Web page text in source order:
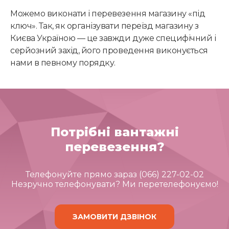
Можемо виконати і перевезення магазину «під
ключ». Так, як організувати переїзд магазину з
Києва Україною — це завжди дуже специфічний і
серйозний захід, його проведення виконується
нами в певному порядку.
Потрібні вантажні
перевезення?
Телефонуйте прямо зараз (066) 227-02-02
Незручно телефонувати? Ми перетелефонуємо!
ЗАМОВИТИ ДЗВІНОК